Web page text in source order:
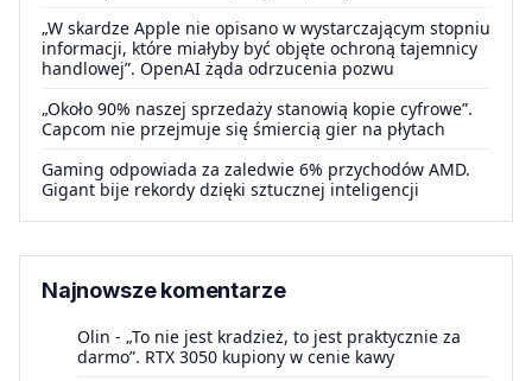
„W skardze Apple nie opisano w wystarczającym stopniu
informacji, które miałyby być objęte ochroną tajemnicy
handlowej”. OpenAI żąda odrzucenia pozwu
„Około 90% naszej sprzedaży stanowią kopie cyfrowe”.
Capcom nie przejmuje się śmiercią gier na płytach
Gaming odpowiada za zaledwie 6% przychodów AMD.
Gigant bije rekordy dzięki sztucznej inteligencji
Najnowsze komentarze
Olin - „To nie jest kradzież, to jest praktycznie za
darmo”. RTX 3050 kupiony w cenie kawy